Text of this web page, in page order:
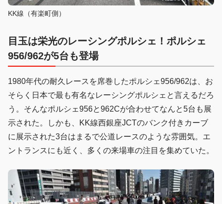
KK線（有楽町側）
目玉は栄光のレーシングポルシェ！ポルシェ
956/962が5台も登場
1980年代の耐久レースを席巻したポルシェ956/962は、お
そらく日本で最も有名なレーシングポルシェと言えるだろ
う。そんなポルシェ956と962Cが合わせてなんと5台も展
示された。しかも、KK線西銀座JCTのバンク付きカーブ
に展示された3台はまるで公道レースのような雰囲気。エ
ントランスにも近く、多くの来場車の注目を集めていた。